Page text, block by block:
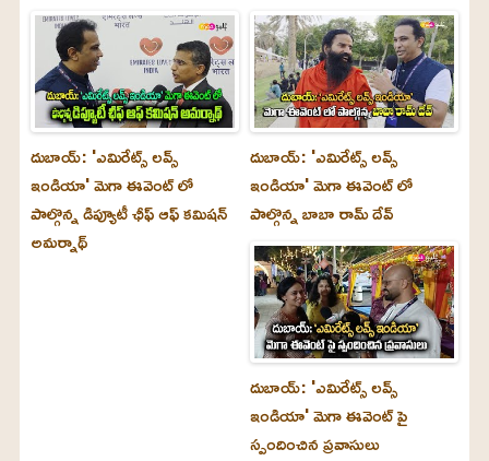
దుబాయ్‌: 'ఎమిరేట్స్ లవ్స్
ఇండియా' మెగా ఈవెంట్ లో
పాల్గొన్న డిప్యూటీ ఛీఫ్ ఆఫ్ కమిషన్
అమర్నాథ్
దుబాయ్‌: 'ఎమిరేట్స్ లవ్స్
ఇండియా' మెగా ఈవెంట్ లో
పాల్గొన్న బాబా రామ్ దేవ్
దుబాయ్‌: 'ఎమిరేట్స్ లవ్స్
ఇండియా' మెగా ఈవెంట్ పై
స్పందించిన ప్రవాసులు